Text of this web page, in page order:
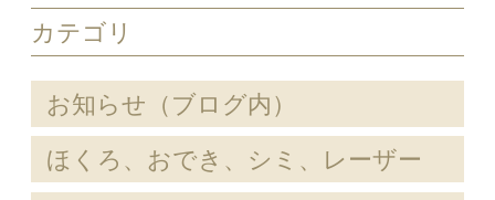
カテゴリ
お知らせ（ブログ内）
ほくろ、おでき、シミ、レーザー